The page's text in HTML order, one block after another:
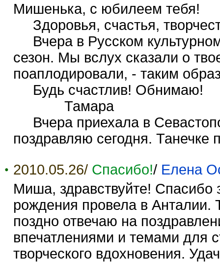
Мишенька, с юбилеем тебя!
Здоровья, счастья,
Вчера в Русском
сезон. Мы вслух сказали о
поаплодировали, - таким
Будь счастлив! Обнимаю!
Тамара
Вчера приехала в
поздравляю сегодня. Танечке
2010.05.26/ Спасибо!/ Елена
Миша, здравствуйте! Спасибо
рождения провела в Анталии.
поздно отвечаю на
впечатлениями и темами для
творческого вдохновения.